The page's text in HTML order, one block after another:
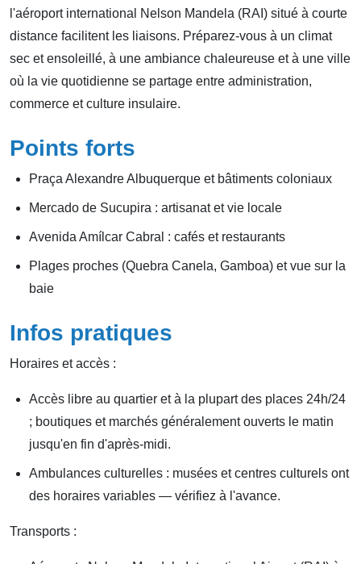
l'aéroport international Nelson Mandela (RAI) situé à courte
distance facilitent les liaisons. Préparez-vous à un climat
sec et ensoleillé, à une ambiance chaleureuse et à une ville
où la vie quotidienne se partage entre administration,
commerce et culture insulaire.
Points forts
Praça Alexandre Albuquerque et bâtiments coloniaux
Mercado de Sucupira : artisanat et vie locale
Avenida Amílcar Cabral : cafés et restaurants
Plages proches (Quebra Canela, Gamboa) et vue sur la
baie
Infos pratiques
Horaires et accès :
Accès libre au quartier et à la plupart des places 24h/24
; boutiques et marchés généralement ouverts le matin
jusqu'en fin d'après-midi.
Ambulances culturelles : musées et centres culturels ont
des horaires variables — vérifiez à l'avance.
Transports :